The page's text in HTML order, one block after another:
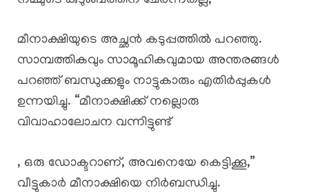
മീനാക്ഷിയുടെ അച്ഛൻ കടുപ്പത്തിൽ പറഞ്ഞു.
സാമ്പത്തികവും സാമൂഹികവുമായ അന്തരങ്ങൾ
പറഞ്ഞ് ബന്ധുക്കളും നാട്ടുകാരും എതിർപ്പുകൾ
ഉന്നയിച്ചു. “മീനാക്ഷിക്ക് നല്ലൊരു
വിവാഹാലോചന വന്നിട്ടുണ്ട്
, ഒരു ഡോക്ടറാണ്, അവനെയേ കെട്ടിക്കൂ,”
വീട്ടുകാർ മീനാക്ഷിയെ നിർബന്ധിച്ചു.